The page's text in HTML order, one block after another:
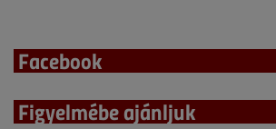
Facebook
Figyelmébe ajánljuk